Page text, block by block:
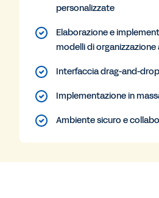
personalizzate
Elaborazione e
modelli di organizzazione
Interfaccia drag-and-drop
Implementazione in
Ambiente sicuro e